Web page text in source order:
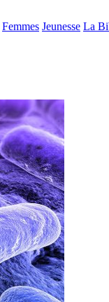
Femmes Jeunesse La